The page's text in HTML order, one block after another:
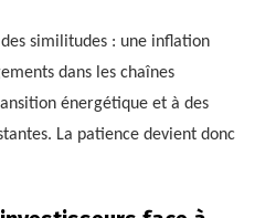
similitudes : une inflation
dans les chaînes
énergétique et à des
La patience devient donc